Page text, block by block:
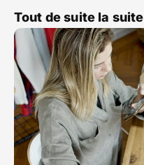
Tout de suite la suite